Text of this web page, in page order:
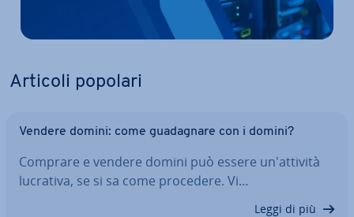
Articoli popolari
Vendere domini: come gua­da­gna­re con i domini?
Comprare e vendere domini può essere un'at­ti­vi­tà
lucrativa, se si sa come procedere. Vi…
Leggi di più